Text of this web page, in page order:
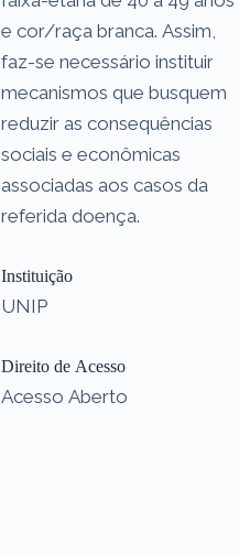
e cor/raça branca. Assim,
faz-se necessário instituir
mecanismos que busquem
reduzir as consequências
sociais e econômicas
associadas aos casos da
referida doença.
Instituição
UNIP
Direito de Acesso
Acesso Aberto